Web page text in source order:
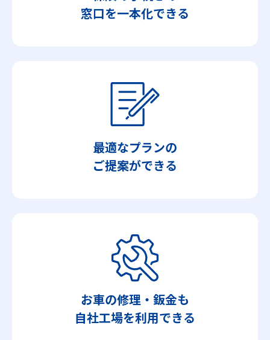
窓口を一本化できる
最適なプランの
ご提案ができる
お車の修理・鈑金も
自社工場を利用できる